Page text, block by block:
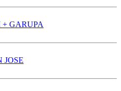
+ GARUPA
JOSE